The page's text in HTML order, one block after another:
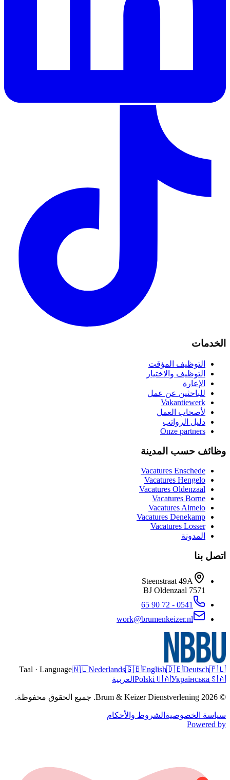
الخدمات
التوظيف المؤقت
التوظيف والاختيار
الإعارة
للباحثين عن عمل
Vakantiewerk
لأصحاب العمل
دليل الرواتب
Onze partners
وظائف حسب المدينة
Vacatures Enschede
Vacatures Hengelo
Vacatures Oldenzaal
Vacatures Borne
Vacatures Almelo
Vacatures Denekamp
Vacatures Losser
المدونة
اتصل بنا
Steenstraat 49A
7571 BJ
Oldenzaal
0541 - 72 90 65
work@brumenkeizer.nl
Taal · Language🇳🇱Nederlands🇬🇧English🇩🇪Deutsch🇵🇱
Polski🇺🇦Українська🇸🇦 العربية
© 2026 Brum & Keizer Dienstverlening. جميع الحقوق محفوظة.
سياسة الخصوصية الشروط والأحكام
Powered by